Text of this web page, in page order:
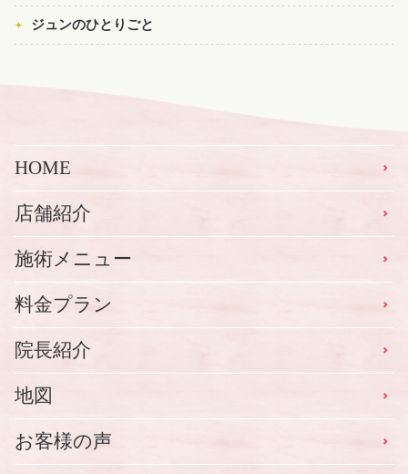
ジュンのひとりごと
HOME
店舗紹介
施術メニュー
料金プラン
院長紹介
地図
お客様の声